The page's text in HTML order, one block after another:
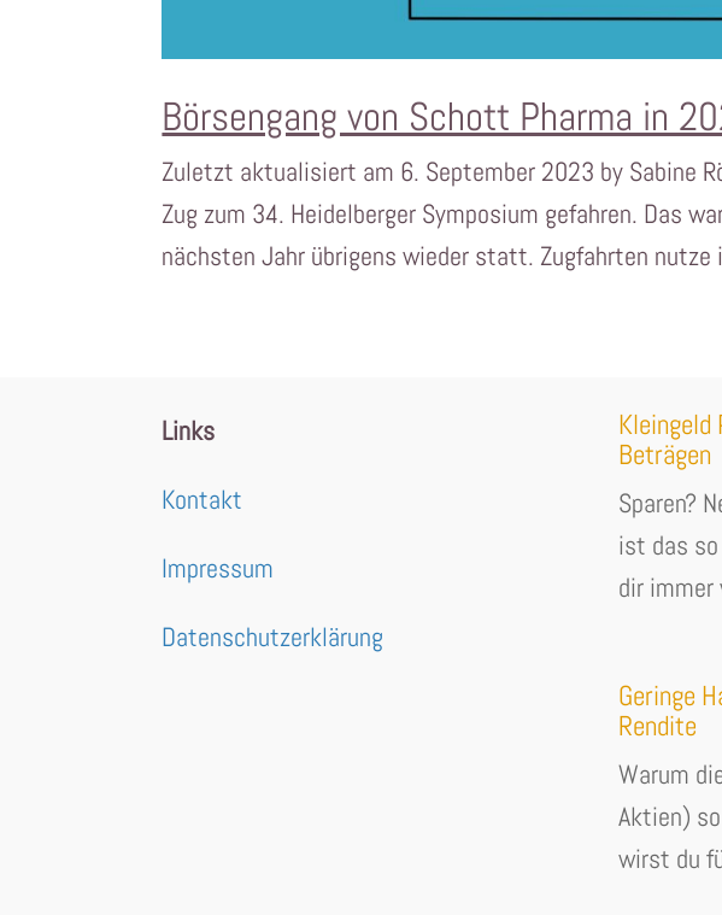
Börsengang von Schott Pharma in
Zuletzt aktualisiert am 6. September 2023 by Sabine
Zug zum 34. Heidelberger Symposium gefahren. Das
nächsten Jahr übrigens wieder statt. Zugfahrten nutze
Links
Kontakt
Impressum
Datenschutzerklärung
Beträgen
Sparen?
ist das
dir immer
Geringe
Rendite
Warum
Aktien)
wirst du